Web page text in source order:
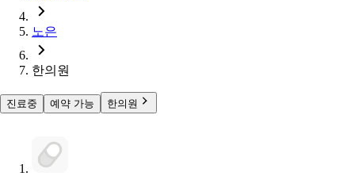
노은
한의원
진료중 예약 가능 한의원